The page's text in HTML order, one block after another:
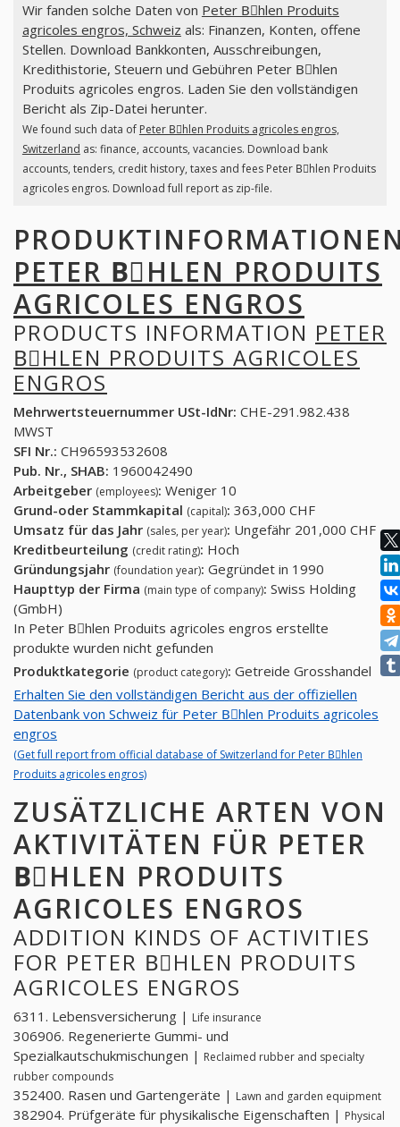
Wir fanden solche Daten von Peter Bِhlen Produits
agricoles engros, Schweiz als: Finanzen, Konten, offene
Stellen. Download Bankkonten, Ausschreibungen,
Kredithistorie, Steuern und Gebühren Peter Bِhlen
Produits agricoles engros. Laden Sie den vollständigen
Bericht als Zip-Datei herunter.
We found such data of Peter Bِhlen Produits agricoles engros,
Switzerland as: finance, accounts, vacancies. Download bank
accounts, tenders, credit history, taxes and fees Peter Bِhlen Produits
agricoles engros. Download full report as zip-file.
PETER BِHLEN PRODUITS
AGRICOLES ENGROS
PRODUCTS INFORMATION PETER
BِHLEN PRODUITS AGRICOLES
ENGROS
Mehrwertsteuernummer USt-IdNr: CHE-291.982.438
MWST
SFI Nr.: CH96593532608
Pub. Nr., SHAB: 1960042490
Arbeitgeber (employees): Weniger 10
Grund-oder Stammkapital (capital): 363,000 CHF
Umsatz für das Jahr (sales, per year): Ungefähr 201,000 CHF
Kreditbeurteilung (credit rating): Hoch
Gründungsjahr (foundation year): Gegründet in 1990
Haupttyp der Firma (main type of company): Swiss Holding
(GmbH)
In Peter Bِhlen Produits agricoles engros erstellte
produkte wurden nicht gefunden
Produktkategorie (product category): Getreide Grosshandel
Erhalten Sie den vollständigen Bericht aus der offiziellen
Datenbank von Schweiz für Peter Bِhlen Produits agricoles
engros
(Get full report from official database of Switzerland for Peter Bِhlen
Produits agricoles engros)
ZUSÄTZLICHE ARTEN VON
AKTIVITÄTEN FÜR PETER
BِHLEN PRODUITS
AGRICOLES ENGROS
ADDITION KINDS OF ACTIVITIES
FOR PETER BِHLEN PRODUITS
AGRICOLES ENGROS
6311. Lebensversicherung | Life insurance
306906. Regenerierte Gummi- und
Spezialkautschukmischungen | Reclaimed rubber and specialty
rubber compounds
352400. Rasen und Gartengeräte | Lawn and garden equipment
382904. Prüfgeräte für physikalische Eigenschaften | Physical